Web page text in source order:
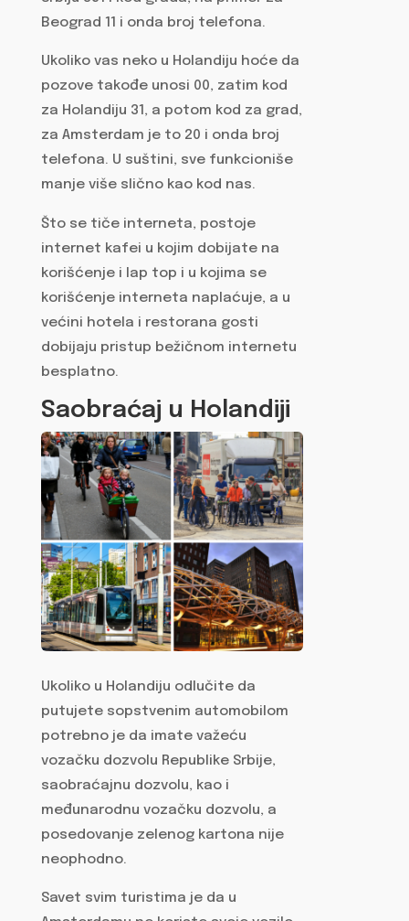
Beograd 11 i onda broj telefona.
Ukoliko vas neko u Holandiju hoće da
pozove takođe unosi 00, zatim kod
za Holandiju 31, a potom kod za grad,
za Amsterdam je to 20 i onda broj
telefona. U suštini, sve funkcioniše
manje više slično kao kod nas.
Što se tiče interneta, postoje
internet kafei u kojim dobijate na
korišćenje i lap top i u kojima se
korišćenje interneta naplaćuje, a u
većini hotela i restorana gosti
dobijaju pristup bežičnom internetu
besplatno.
Saobraćaj u Holandiji
Ukoliko u Holandiju odlučite da
putujete sopstvenim automobilom
potrebno je da imate važeću
vozačku dozvolu Republike Srbije,
saobraćajnu dozvolu, kao i
međunarodnu vozačku dozvolu, a
posedovanje zelenog kartona nije
neophodno.
Savet svim turistima je da u